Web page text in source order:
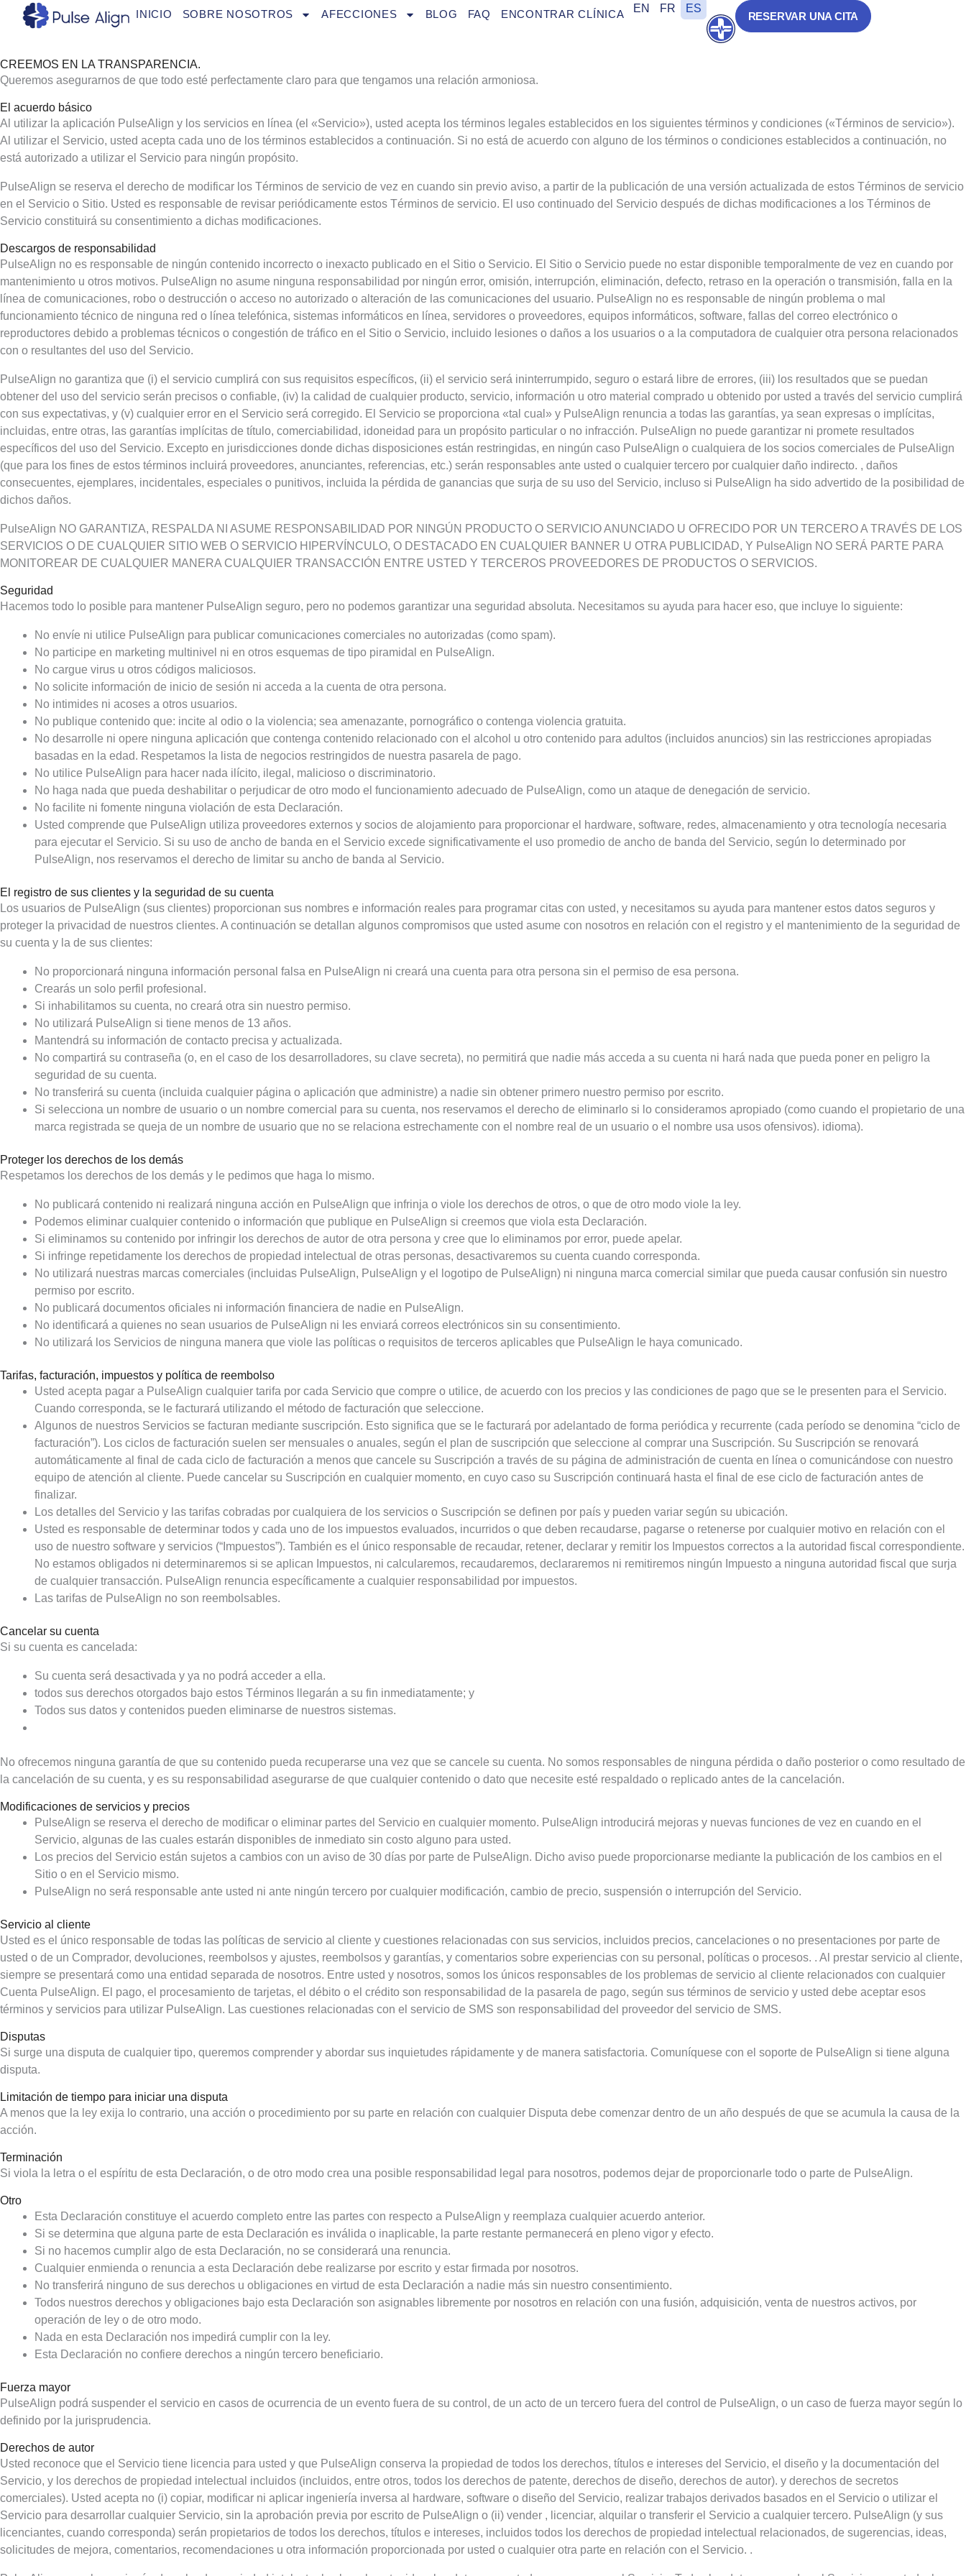
INICIO SOBRE NOSOTROS AFECCIONES BLOG FAQ ENCONTRAR CLÍNICA EN FR
ES
Abrir
RESERVAR UNA CITA
CREEMOS EN LA TRANSPARENCIA.
Queremos asegurarnos de que todo esté perfectamente claro para que tengamos una relación armoniosa.
El acuerdo básico
Al utilizar la aplicación PulseAlign y los servicios en línea (el «Servicio»), usted acepta los términos legales establecidos en los siguientes términos y condiciones («Términos de servicio»).
Al utilizar el Servicio, usted acepta cada uno de los términos establecidos a continuación. Si no está de acuerdo con alguno de los términos o condiciones establecidos a continuación, no
está autorizado a utilizar el Servicio para ningún propósito.
PulseAlign se reserva el derecho de modificar los Términos de servicio de vez en cuando sin previo aviso, a partir de la publicación de una versión actualizada de estos Términos de servicio
en el Servicio o Sitio. Usted es responsable de revisar periódicamente estos Términos de servicio. El uso continuado del Servicio después de dichas modificaciones a los Términos de
Servicio constituirá su consentimiento a dichas modificaciones.
Descargos de responsabilidad
PulseAlign no es responsable de ningún contenido incorrecto o inexacto publicado en el Sitio o Servicio. El Sitio o Servicio puede no estar disponible temporalmente de vez en cuando por
mantenimiento u otros motivos. PulseAlign no asume ninguna responsabilidad por ningún error, omisión, interrupción, eliminación, defecto, retraso en la operación o transmisión, falla en la
línea de comunicaciones, robo o destrucción o acceso no autorizado o alteración de las comunicaciones del usuario. PulseAlign no es responsable de ningún problema o mal
funcionamiento técnico de ninguna red o línea telefónica, sistemas informáticos en línea, servidores o proveedores, equipos informáticos, software, fallas del correo electrónico o
reproductores debido a problemas técnicos o congestión de tráfico en el Sitio o Servicio, incluido lesiones o daños a los usuarios o a la computadora de cualquier otra persona relacionados
con o resultantes del uso del Servicio.
PulseAlign no garantiza que (i) el servicio cumplirá con sus requisitos específicos, (ii) el servicio será ininterrumpido, seguro o estará libre de errores, (iii) los resultados que se puedan
obtener del uso del servicio serán precisos o confiable, (iv) la calidad de cualquier producto, servicio, información u otro material comprado u obtenido por usted a través del servicio cumplirá
con sus expectativas, y (v) cualquier error en el Servicio será corregido. El Servicio se proporciona «tal cual» y PulseAlign renuncia a todas las garantías, ya sean expresas o implícitas,
incluidas, entre otras, las garantías implícitas de título, comerciabilidad, idoneidad para un propósito particular o no infracción. PulseAlign no puede garantizar ni promete resultados
específicos del uso del Servicio. Excepto en jurisdicciones donde dichas disposiciones están restringidas, en ningún caso PulseAlign o cualquiera de los socios comerciales de PulseAlign
(que para los fines de estos términos incluirá proveedores, anunciantes, referencias, etc.) serán responsables ante usted o cualquier tercero por cualquier daño indirecto. , daños
consecuentes, ejemplares, incidentales, especiales o punitivos, incluida la pérdida de ganancias que surja de su uso del Servicio, incluso si PulseAlign ha sido advertido de la posibilidad de
dichos daños.
PulseAlign NO GARANTIZA, RESPALDA NI ASUME RESPONSABILIDAD POR NINGÚN PRODUCTO O SERVICIO ANUNCIADO U OFRECIDO POR UN TERCERO A TRAVÉS DE LOS
SERVICIOS O DE CUALQUIER SITIO WEB O SERVICIO HIPERVÍNCULO, O DESTACADO EN CUALQUIER BANNER U OTRA PUBLICIDAD, Y PulseAlign NO SERÁ PARTE PARA
MONITOREAR DE CUALQUIER MANERA CUALQUIER TRANSACCIÓN ENTRE USTED Y TERCEROS PROVEEDORES DE PRODUCTOS O SERVICIOS.
Seguridad
Hacemos todo lo posible para mantener PulseAlign seguro, pero no podemos garantizar una seguridad absoluta. Necesitamos su ayuda para hacer eso, que incluye lo siguiente:
No envíe ni utilice PulseAlign para publicar comunicaciones comerciales no autorizadas (como spam).
No participe en marketing multinivel ni en otros esquemas de tipo piramidal en PulseAlign.
No cargue virus u otros códigos maliciosos.
No solicite información de inicio de sesión ni acceda a la cuenta de otra persona.
No intimides ni acoses a otros usuarios.
No publique contenido que: incite al odio o la violencia; sea ​​amenazante, pornográfico o contenga violencia gratuita.
No desarrolle ni opere ninguna aplicación que contenga contenido relacionado con el alcohol u otro contenido para adultos (incluidos anuncios) sin las restricciones apropiadas
basadas en la edad. Respetamos la lista de negocios restringidos de nuestra pasarela de pago.
No utilice PulseAlign para hacer nada ilícito, ilegal, malicioso o discriminatorio.
No haga nada que pueda deshabilitar o perjudicar de otro modo el funcionamiento adecuado de PulseAlign, como un ataque de denegación de servicio.
No facilite ni fomente ninguna violación de esta Declaración.
Usted comprende que PulseAlign utiliza proveedores externos y socios de alojamiento para proporcionar el hardware, software, redes, almacenamiento y otra tecnología necesaria
para ejecutar el Servicio. Si su uso de ancho de banda en el Servicio excede significativamente el uso promedio de ancho de banda del Servicio, según lo determinado por
PulseAlign, nos reservamos el derecho de limitar su ancho de banda al Servicio.
El registro de sus clientes y la seguridad de su cuenta
Los usuarios de PulseAlign (sus clientes) proporcionan sus nombres e información reales para programar citas con usted, y necesitamos su ayuda para mantener estos datos seguros y
proteger la privacidad de nuestros clientes. A continuación se detallan algunos compromisos que usted asume con nosotros en relación con el registro y el mantenimiento de la seguridad de
su cuenta y la de sus clientes:
No proporcionará ninguna información personal falsa en PulseAlign ni creará una cuenta para otra persona sin el permiso de esa persona.
Crearás un solo perfil profesional.
Si inhabilitamos su cuenta, no creará otra sin nuestro permiso.
No utilizará PulseAlign si tiene menos de 13 años.
Mantendrá su información de contacto precisa y actualizada.
No compartirá su contraseña (o, en el caso de los desarrolladores, su clave secreta), no permitirá que nadie más acceda a su cuenta ni hará nada que pueda poner en peligro la
seguridad de su cuenta.
No transferirá su cuenta (incluida cualquier página o aplicación que administre) a nadie sin obtener primero nuestro permiso por escrito.
Si selecciona un nombre de usuario o un nombre comercial para su cuenta, nos reservamos el derecho de eliminarlo si lo consideramos apropiado (como cuando el propietario de una
marca registrada se queja de un nombre de usuario que no se relaciona estrechamente con el nombre real de un usuario o el nombre usa usos ofensivos). idioma).
Proteger los derechos de los demás
Respetamos los derechos de los demás y le pedimos que haga lo mismo.
No publicará contenido ni realizará ninguna acción en PulseAlign que infrinja o viole los derechos de otros, o que de otro modo viole la ley.
Podemos eliminar cualquier contenido o información que publique en PulseAlign si creemos que viola esta Declaración.
Si eliminamos su contenido por infringir los derechos de autor de otra persona y cree que lo eliminamos por error, puede apelar.
Si infringe repetidamente los derechos de propiedad intelectual de otras personas, desactivaremos su cuenta cuando corresponda.
No utilizará nuestras marcas comerciales (incluidas PulseAlign, PulseAlign y el logotipo de PulseAlign) ni ninguna marca comercial similar que pueda causar confusión sin nuestro
permiso por escrito.
No publicará documentos oficiales ni información financiera de nadie en PulseAlign.
No identificará a quienes no sean usuarios de PulseAlign ni les enviará correos electrónicos sin su consentimiento.
No utilizará los Servicios de ninguna manera que viole las políticas o requisitos de terceros aplicables que PulseAlign le haya comunicado.
Tarifas, facturación, impuestos y política de reembolso
Usted acepta pagar a PulseAlign cualquier tarifa por cada Servicio que compre o utilice, de acuerdo con los precios y las condiciones de pago que se le presenten para el Servicio.
Cuando corresponda, se le facturará utilizando el método de facturación que seleccione.
Algunos de nuestros Servicios se facturan mediante suscripción. Esto significa que se le facturará por adelantado de forma periódica y recurrente (cada período se denomina “ciclo de
facturación”). Los ciclos de facturación suelen ser mensuales o anuales, según el plan de suscripción que seleccione al comprar una Suscripción. Su Suscripción se renovará
automáticamente al final de cada ciclo de facturación a menos que cancele su Suscripción a través de su página de administración de cuenta en línea o comunicándose con nuestro
equipo de atención al cliente. Puede cancelar su Suscripción en cualquier momento, en cuyo caso su Suscripción continuará hasta el final de ese ciclo de facturación antes de
finalizar.
Los detalles del Servicio y las tarifas cobradas por cualquiera de los servicios o Suscripción se definen por país y pueden variar según su ubicación.
Usted es responsable de determinar todos y cada uno de los impuestos evaluados, incurridos o que deben recaudarse, pagarse o retenerse por cualquier motivo en relación con el
uso de nuestro software y servicios (“Impuestos”). También es el único responsable de recaudar, retener, declarar y remitir los Impuestos correctos a la autoridad fiscal correspondiente.
No estamos obligados ni determinaremos si se aplican Impuestos, ni calcularemos, recaudaremos, declararemos ni remitiremos ningún Impuesto a ninguna autoridad fiscal que surja
de cualquier transacción. PulseAlign renuncia específicamente a cualquier responsabilidad por impuestos.
Las tarifas de PulseAlign no son reembolsables.
Cancelar su cuenta
Si su cuenta es cancelada:
Su cuenta será desactivada y ya no podrá acceder a ella.
todos sus derechos otorgados bajo estos Términos llegarán a su fin inmediatamente; y
Todos sus datos y contenidos pueden eliminarse de nuestros sistemas.
No ofrecemos ninguna garantía de que su contenido pueda recuperarse una vez que se cancele su cuenta. No somos responsables de ninguna pérdida o daño posterior o como resultado de
la cancelación de su cuenta, y es su responsabilidad asegurarse de que cualquier contenido o dato que necesite esté respaldado o replicado antes de la cancelación.
Modificaciones de servicios y precios
PulseAlign se reserva el derecho de modificar o eliminar partes del Servicio en cualquier momento. PulseAlign introducirá mejoras y nuevas funciones de vez en cuando en el
Servicio, algunas de las cuales estarán disponibles de inmediato sin costo alguno para usted.
Los precios del Servicio están sujetos a cambios con un aviso de 30 días por parte de PulseAlign. Dicho aviso puede proporcionarse mediante la publicación de los cambios en el
Sitio o en el Servicio mismo.
PulseAlign no será responsable ante usted ni ante ningún tercero por cualquier modificación, cambio de precio, suspensión o interrupción del Servicio.
Servicio al cliente
Usted es el único responsable de todas las políticas de servicio al cliente y cuestiones relacionadas con sus servicios, incluidos precios, cancelaciones o no presentaciones por parte de
usted o de un Comprador, devoluciones, reembolsos y ajustes, reembolsos y garantías, y comentarios sobre experiencias con su personal, políticas o procesos. . Al prestar servicio al cliente,
siempre se presentará como una entidad separada de nosotros. Entre usted y nosotros, somos los únicos responsables de los problemas de servicio al cliente relacionados con cualquier
Cuenta PulseAlign. El pago, el procesamiento de tarjetas, el débito o el crédito son responsabilidad de la pasarela de pago, según sus términos de servicio y usted debe aceptar esos
términos y servicios para utilizar PulseAlign. Las cuestiones relacionadas con el servicio de SMS son responsabilidad del proveedor del servicio de SMS.
Disputas
Si surge una disputa de cualquier tipo, queremos comprender y abordar sus inquietudes rápidamente y de manera satisfactoria. Comuníquese con el soporte de PulseAlign si tiene alguna
disputa.
Limitación de tiempo para iniciar una disputa
A menos que la ley exija lo contrario, una acción o procedimiento por su parte en relación con cualquier Disputa debe comenzar dentro de un año después de que se acumula la causa de la
acción.
Terminación
Si viola la letra o el espíritu de esta Declaración, o de otro modo crea una posible responsabilidad legal para nosotros, podemos dejar de proporcionarle todo o parte de PulseAlign.
Otro
Esta Declaración constituye el acuerdo completo entre las partes con respecto a PulseAlign y reemplaza cualquier acuerdo anterior.
Si se determina que alguna parte de esta Declaración es inválida o inaplicable, la parte restante permanecerá en pleno vigor y efecto.
Si no hacemos cumplir algo de esta Declaración, no se considerará una renuncia.
Cualquier enmienda o renuncia a esta Declaración debe realizarse por escrito y estar firmada por nosotros.
No transferirá ninguno de sus derechos u obligaciones en virtud de esta Declaración a nadie más sin nuestro consentimiento.
Todos nuestros derechos y obligaciones bajo esta Declaración son asignables libremente por nosotros en relación con una fusión, adquisición, venta de nuestros activos, por
operación de ley o de otro modo.
Nada en esta Declaración nos impedirá cumplir con la ley.
Esta Declaración no confiere derechos a ningún tercero beneficiario.
Fuerza mayor
PulseAlign podrá suspender el servicio en casos de ocurrencia de un evento fuera de su control, de un acto de un tercero fuera del control de PulseAlign, o un caso de fuerza mayor según lo
definido por la jurisprudencia.
Derechos de autor
Usted reconoce que el Servicio tiene licencia para usted y que PulseAlign conserva la propiedad de todos los derechos, títulos e intereses del Servicio, el diseño y la documentación del
Servicio, y los derechos de propiedad intelectual incluidos (incluidos, entre otros, todos los derechos de patente, derechos de diseño, derechos de autor). y derechos de secretos
comerciales). Usted acepta no (i) copiar, modificar ni aplicar ingeniería inversa al hardware, software o diseño del Servicio, realizar trabajos derivados basados ​​en el Servicio o utilizar el
Servicio para desarrollar cualquier Servicio, sin la aprobación previa por escrito de PulseAlign o (ii) vender , licenciar, alquilar o transferir el Servicio a cualquier tercero. PulseAlign (y sus
licenciantes, cuando corresponda) serán propietarios de todos los derechos, títulos e intereses, incluidos todos los derechos de propiedad intelectual relacionados, de sugerencias, ideas,
solicitudes de mejora, comentarios, recomendaciones u otra información proporcionada por usted o cualquier otra parte en relación con el Servicio. .